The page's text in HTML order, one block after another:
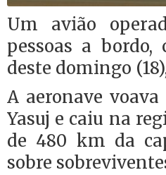
Um avião
pessoas a
deste domingo
A aeronave
Yasuj e caiu na
de 480 km da
sobre